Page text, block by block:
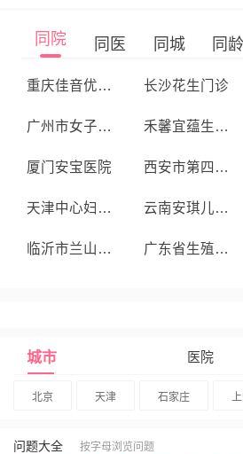
同院 同医 同城 同龄
重庆佳音优查综合门诊部 长沙花生门诊
广州市女子医院 禾馨宜蕴生殖中心
厦门安宝医院 西安市第四医院生殖医学中心
天津中心妇产医院 云南安琪儿妇产医院
临沂市兰山区蓝湾医院 广东省生殖医院
城市 医院
北京 天津 石家庄
问题大全
按字母浏览问题